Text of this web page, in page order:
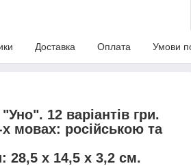
Доставка Оплата Умови
12 варіантів гри.
х мовах: російською та
28,5 х 14,5 х 3,2 см.